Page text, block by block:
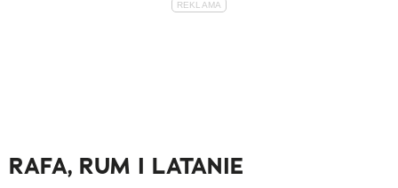
RAFA, RUM I LATANIE